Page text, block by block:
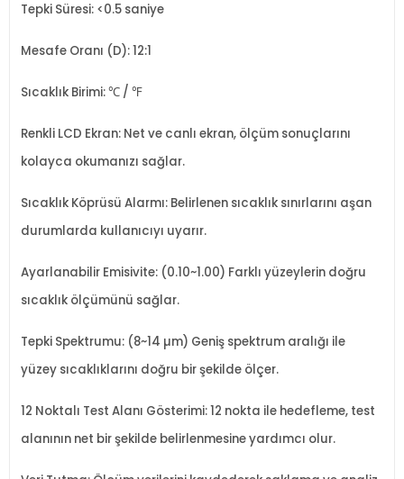
Tepki Süresi: <0.5 saniye
Mesafe Oranı (D): 12:1
Sıcaklık Birimi: ℃ / ℉
Renkli LCD Ekran: Net ve canlı ekran, ölçüm sonuçlarını
kolayca okumanızı sağlar.
Sıcaklık Köprüsü Alarmı: Belirlenen sıcaklık sınırlarını aşan
durumlarda kullanıcıyı uyarır.
Ayarlanabilir Emisivite: (0.10~1.00) Farklı yüzeylerin doğru
sıcaklık ölçümünü sağlar.
Tepki Spektrumu: (8~14 µm) Geniş spektrum aralığı ile
yüzey sıcaklıklarını doğru bir şekilde ölçer.
12 Noktalı Test Alanı Gösterimi: 12 nokta ile hedefleme, test
alanının net bir şekilde belirlenmesine yardımcı olur.